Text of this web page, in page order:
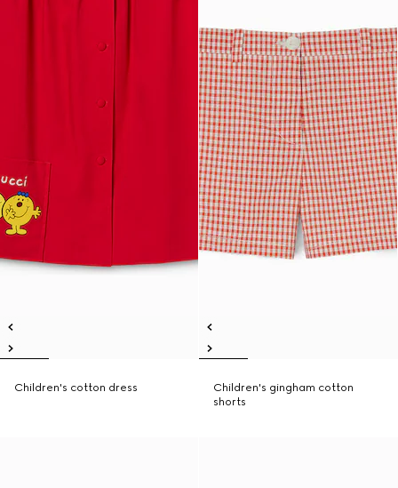
Children's cotton dress
Children's gingham cotton
shorts